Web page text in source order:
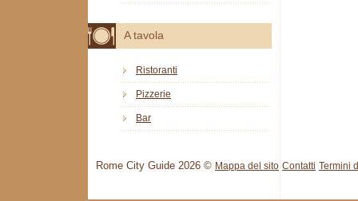
A tavola
Ristoranti
Pizzerie
Bar
Rome City Guide 2026 © Mappa del sito Contatti Termini